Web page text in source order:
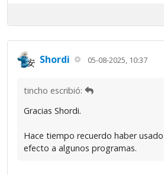
Shordi 05-08-2025, 10:37
tincho escribió:
Gracias Shordi.
Hace tiempo recuerdo haber
efecto a algunos programas.